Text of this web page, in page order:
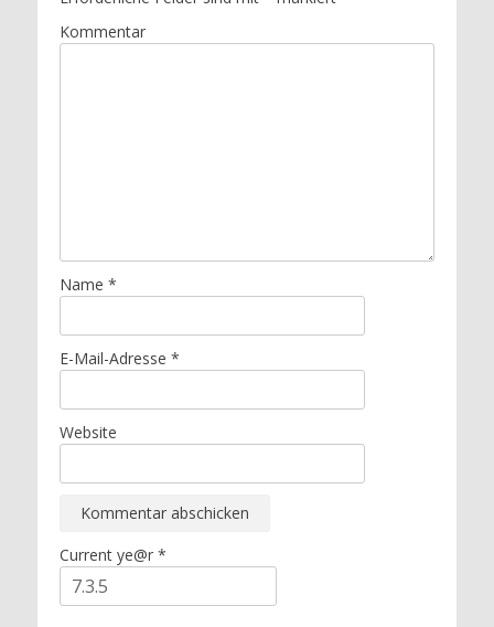
Kommentar
Name *
E-Mail-Adresse *
Website
Current ye@r *